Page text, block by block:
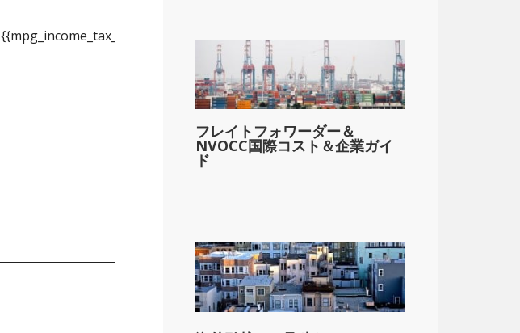
{{mpg_income_tax_based_on_state_median_single_2}}。
フレイトフォワーダー＆
NVOCC国際コスト＆企業ガイ
ド